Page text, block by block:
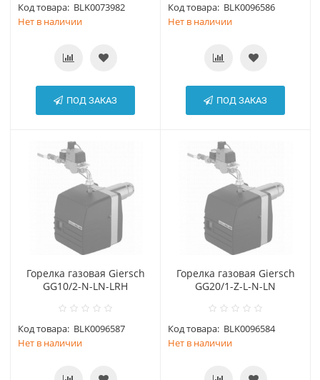
Код товара: BLK0073982
Нет в наличии
ПОД ЗАКАЗ
Код товара: BLK0096586
Нет в наличии
ПОД ЗАКАЗ
Горелка газовая Giersch
GG10/2-N-LN-LRH
Код товара: BLK0096587
Нет в наличии
Горелка газовая Giersch
GG20/1-Z-L-N-LN
Код товара: BLK0096584
Нет в наличии